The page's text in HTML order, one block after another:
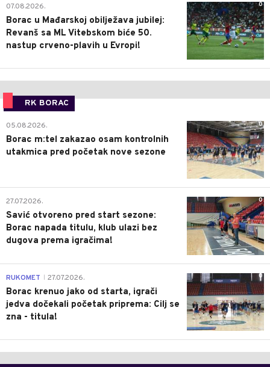
0
07.08.2026.
Borac u Mađarskoj obilježava jubilej:
Revanš sa ML Vitebskom biće 50.
nastup crveno-plavih u Evropi!
RK BORAC
0
05.08.2026.
Borac m:tel zakazao osam kontrolnih
utakmica pred početak nove sezone
0
27.07.2026.
Savić otvoreno pred start sezone:
Borac napada titulu, klub ulazi bez
dugova prema igračima!
0
RUKOMET 27.07.2026.
Borac krenuo jako od starta, igrači
jedva dočekali početak priprema: Cilj se
zna - titula!